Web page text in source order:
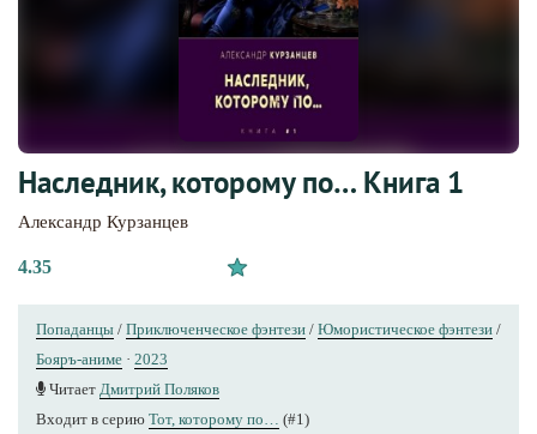
Наследник, которому по… Книга 1
Александр Курзанцев
4.35
Попаданцы / Приключенческое фэнтези / Юмористическое фэнтези /
Бояръ-аниме · 2023
Читает Дмитрий Поляков
Входит в серию Тот, которому по…
(#1)